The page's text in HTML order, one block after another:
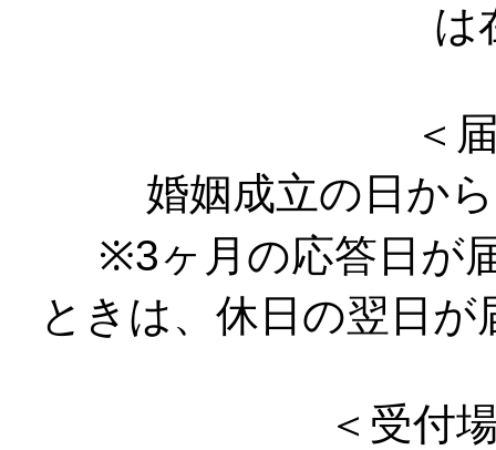
は
＜
婚姻成立の日か
※3ヶ月の応答日が届
ときは、休日の翌日
＜受付